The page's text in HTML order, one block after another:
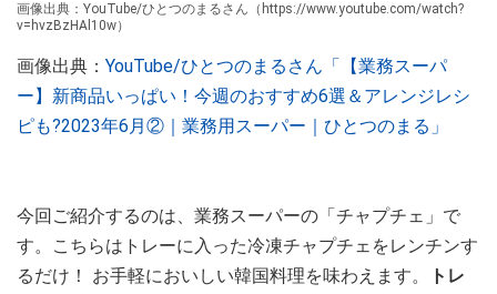
画像出典：YouTube/ひとつのまるさん（https://www.youtube.com/watch?
v=hvzBzHAl10w）
画像出典： YouTube/ひとつのまるさん「【業務スーパ
ー】新商品いっぱい！今週のおすすめ6選＆アレンジレシ
ピも?2023年6月②｜業務用スーパー｜ひとつのまる」
今回ご紹介するのは、業務スーパーの「チャプチェ」で
す。こちらはトレーに入った冷凍チャプチェをレンチンす
るだけ！ お手軽においしい韓国料理を味わえます。
トレ